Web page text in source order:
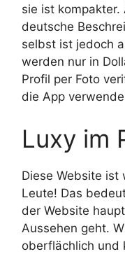
sie ist
deutsche
selbst ist jedoch
werden nur in
Profil per Foto
die App
Luxy im
Diese Website ist
Leute! Das
der Website
Aussehen geht.
oberflächlich und